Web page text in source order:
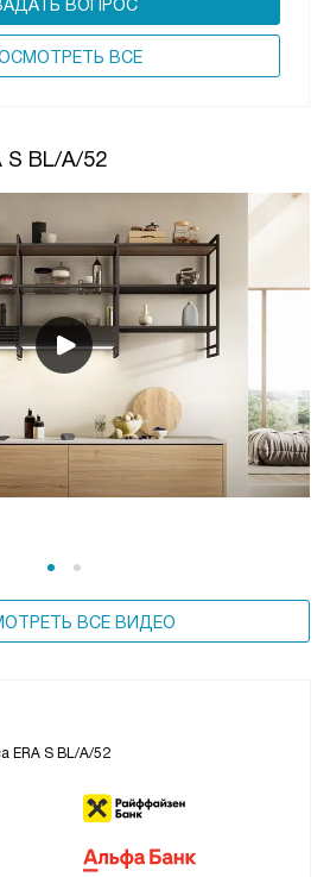
ВОПРОС
ВСЕ
S BL/A/52
ВСЕ ВИДЕО
ERA S BL/A/52